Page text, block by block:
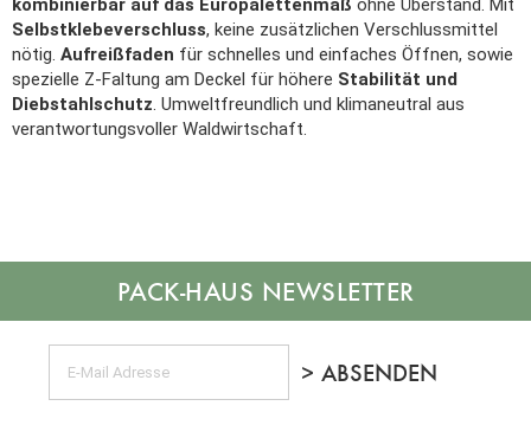
kombinierbar auf das Europalettenmaß ohne Überstand. Mit
Selbstklebeverschluss, keine zusätzlichen Verschlussmittel
nötig. Aufreißfaden für schnelles und einfaches Öffnen, sowie
spezielle Z-Faltung am Deckel für höhere Stabilität und
Diebstahlschutz. Umweltfreundlich und klimaneutral aus
verantwortungsvoller Waldwirtschaft.
NEWSLETTER